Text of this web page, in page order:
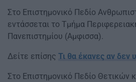
Στο Επιστημονικό Πεδίο
εντάσσεται το Τμήμα
Πανεπιστημίου (Αμφισσα).
Δείτε επίσης Τι θα έκανες αν δεν
Στο Επιστημονικό Πεδίο Θετικών